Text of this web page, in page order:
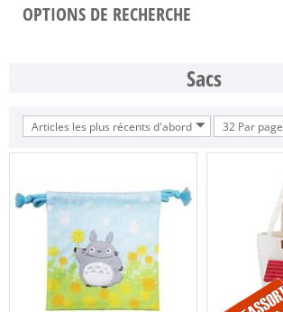
OPTIONS DE RECHERCHE
Sacs
Articles les plus récents d'abord 32 Par page